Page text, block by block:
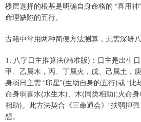
楼层选择的根基是明确自身命格的 “喜用
命理缺陷的五行。
古籍中常用两种简便方法测算，无需深研
1. 八字日主推算法(精准版)：日主是出生
甲、乙属木，丙、丁属火，戊、己属土，
身弱日主需 “印星”(生助自身的五行)或 “
命身弱喜水(水生木)、木(同类相助);火命
相助)。此方法契合《三命通会》“扶弱抑
想。